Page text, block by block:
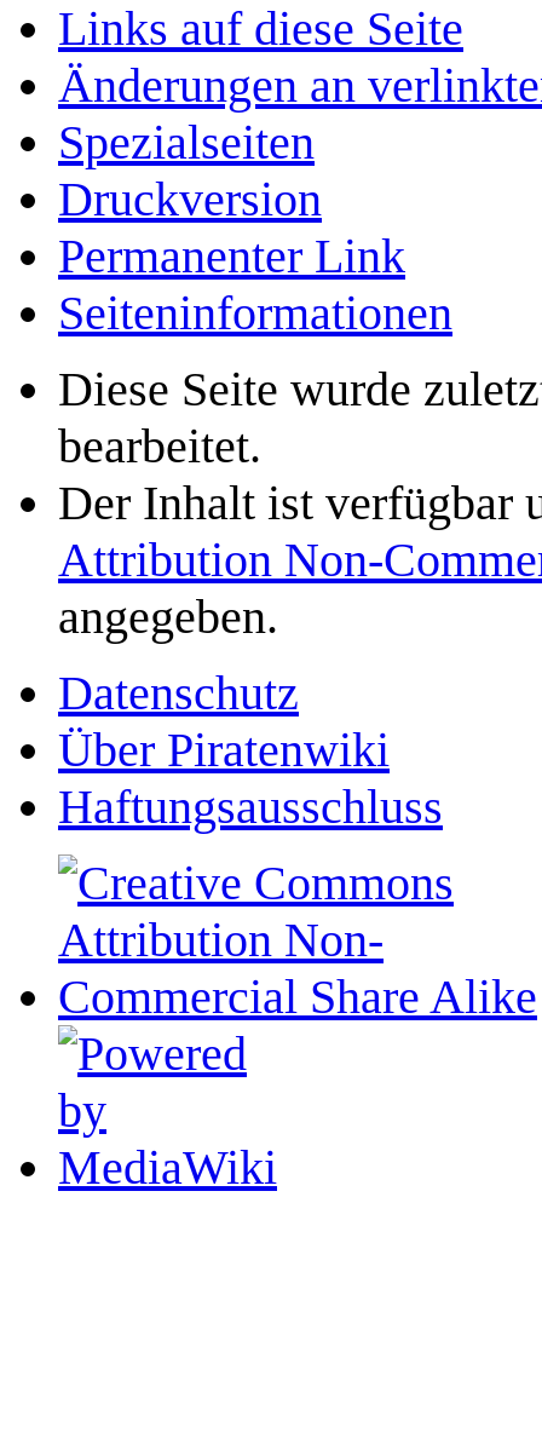
Links auf diese Seite
Änderungen an
Spezialseiten
Druckversion
Permanenter Link
Seiten­­informationen
Diese Seite wurde
bearbeitet.
Der Inhalt ist verfügbar
Attribution Non-
angegeben.
Datenschutz
Über Piratenwiki
Haftungsausschluss